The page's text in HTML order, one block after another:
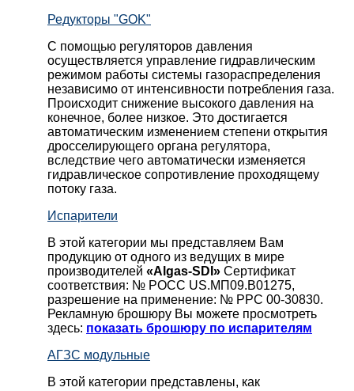
Редукторы "GOK"
С помощью регуляторов давления
осуществляется управление гидравлическим
режимом работы системы газораспределения
независимо от интенсивности потребления газа.
Происходит снижение высокого давления на
конечное, более низкое. Это достигается
автоматическим изменением степени открытия
дросселирующего органа регулятора,
вследствие чего автоматически изменяется
гидравлическое сопротивление проходящему
потоку газа.
Испарители
В этой категории мы представляем Вам
продукцию от одного из ведущих в мире
производителей «Algas-SDI» Сертификат
соответствия: № РОСС US.МП09.В01275,
разрешение на применение: № РРС 00-30830.
Рекламную брошюру Вы можете просмотреть
здесь: показать брошюру по испарителям
АГЗС модульные
В этой категории представлены, как